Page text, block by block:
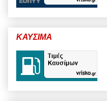
ΚΑΥΣΙΜΑ